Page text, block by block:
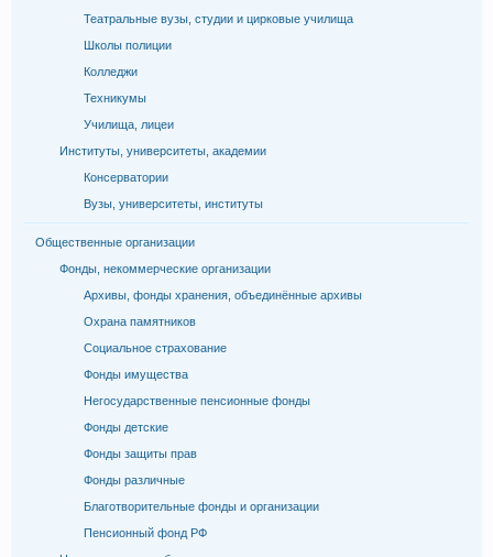
Театральные вузы, студии и цирковые училища
Школы полиции
Колледжи
Техникумы
Училища, лицеи
Институты, университеты, академии
Консерватории
Вузы, университеты, институты
Общественные организации
Фонды, некоммерческие организации
Архивы, фонды хранения, объединённые архивы
Охрана памятников
Социальное страхование
Фонды имущества
Негосударственные пенсионные фонды
Фонды детские
Фонды защиты прав
Фонды различные
Благотворительные фонды и организации
Пенсионный фонд РФ